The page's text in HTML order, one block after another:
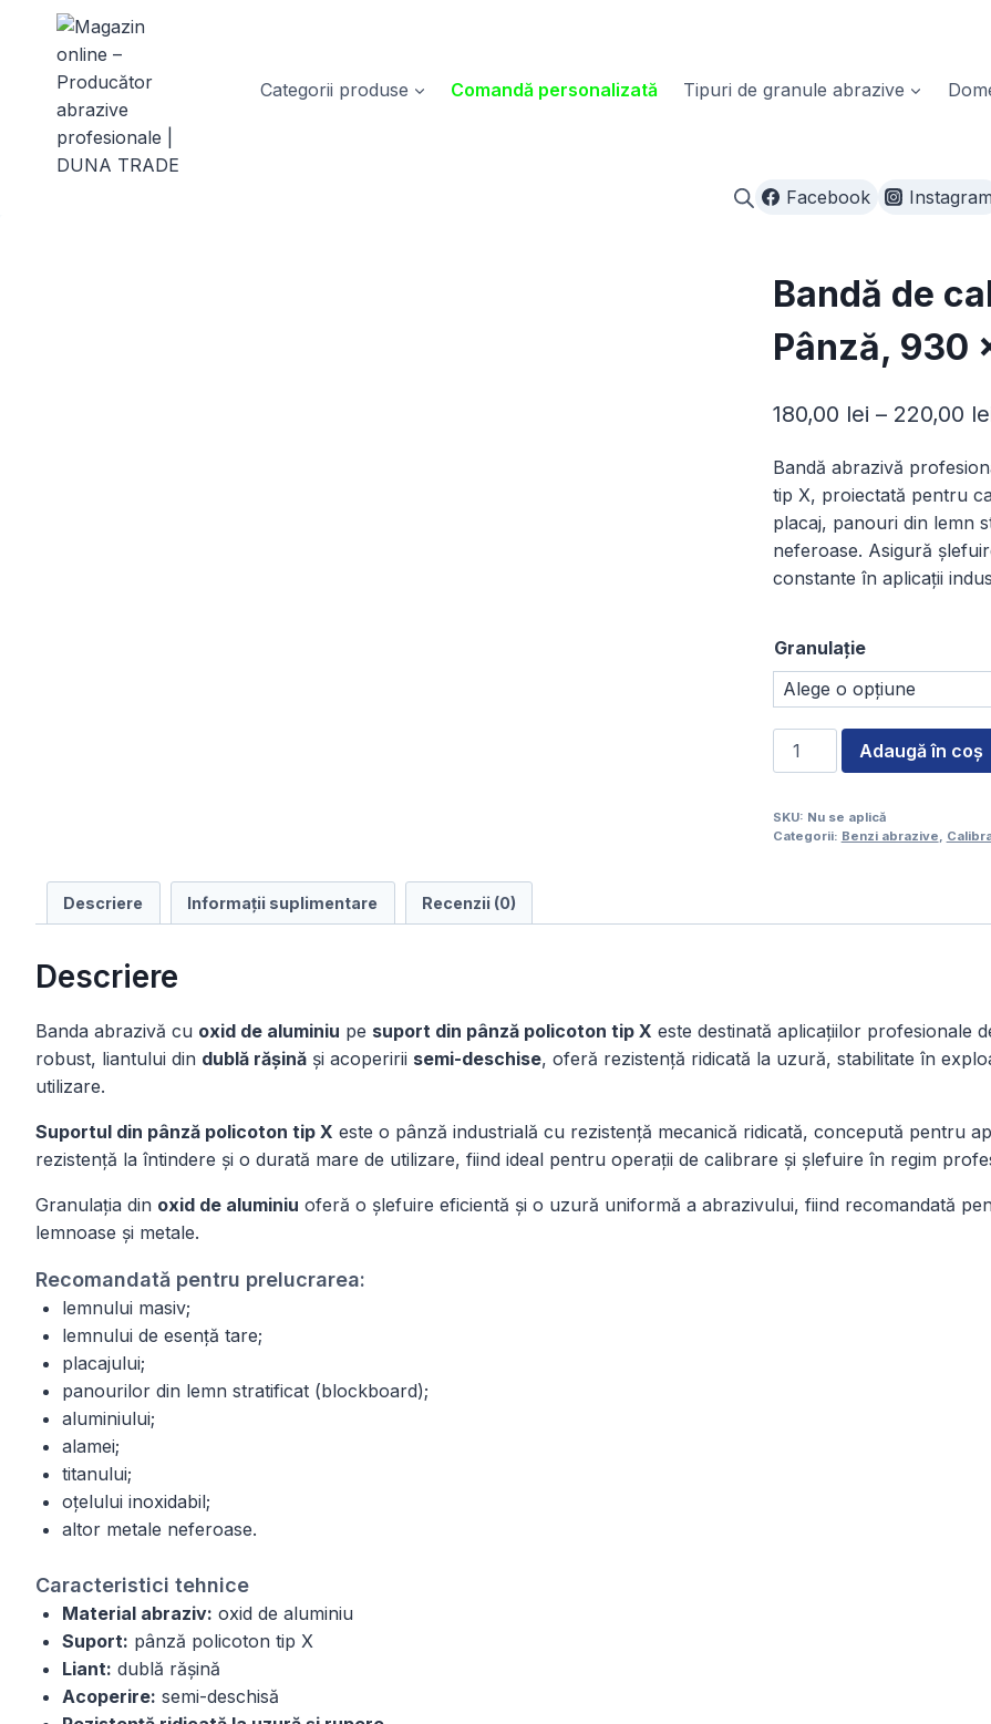
content
Categorii produse
Comandă personalizată Tipuri de granule abrazive
Facebook Instagram
Bandă de
Pânză, 930
180,00 lei – 220,00
Bandă abrazivă
tip X, proiectată pentru
placaj, panouri din lemn
neferoase. Asigură
constante în aplicații
Granulație
Cantitate
Bandă
calibrat,
mm
Adaugă în coș
SKU: Nu se aplică
Categorii: Benzi abrazive,
Descriere Informații suplimentare Recenzii (0)
Descriere
Banda abrazivă cu oxid de aluminiu pe suport din pânză policoton tip X este destinată aplicațiilor profesionale
robust, liantului din dublă rășină și acoperirii semi-deschise, oferă rezistență ridicată la uzură, stabilitate în
utilizare.
Suportul din pânză policoton tip X este o pânză industrială cu rezistență mecanică ridicată, concepută pentru
rezistență la întindere și o durată mare de utilizare, fiind ideal pentru operații de calibrare și șlefuire în regim
Granulația din oxid de aluminiu oferă o șlefuire eficientă și o uzură uniformă a abrazivului, fiind recomandată
lemnoase și metale.
Recomandată pentru prelucrarea:
lemnului masiv;
lemnului de esență tare;
placajului;
panourilor din lemn stratificat (blockboard);
aluminiului;
alamei;
titanului;
oțelului inoxidabil;
altor metale neferoase.
Caracteristici tehnice
Material abraziv: oxid de aluminiu
Suport: pânză policoton tip X
Liant: dublă rășină
Acoperire: semi-deschisă